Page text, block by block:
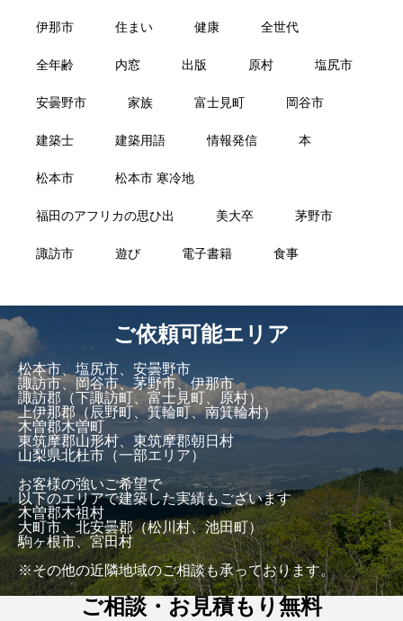
伊那市 住まい 健康 全世代
全年齢 内窓 出版 原村 塩尻市
安曇野市 家族 富士見町 岡谷市
建築士 建築用語 情報発信 本
松本市 松本市 寒冷地
福田のアフリカの思ひ出 美大卒 茅野市
諏訪市 遊び 電子書籍 食事
ご依頼可能エリア
松本市、塩尻市、安曇野市
諏訪市、岡谷市、茅野市、伊那市
諏訪郡（下諏訪町、富士見町、原村）
上伊那郡（辰野町、箕輪町、南箕輪村）
木曽郡木曽町
東筑摩郡山形村、東筑摩郡朝日村
山梨県北杜市（一部エリア）
お客様の強いご希望で
以下のエリアで建築した実績もございます
木曽郡木祖村
大町市、北安曇郡（松川村、池田町）
駒ヶ根市、宮田村
※その他の近隣地域のご相談も承っております。
ご相談・お見積もり無料